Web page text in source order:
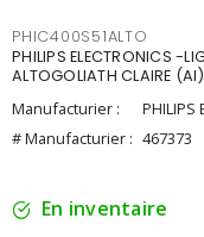
PHIC400S51ALTO
PHILIPS ELECTRONICS -
ALTOGOLIATH CLAIRE (AI)
Manufacturier :
PHILIPS
# Manufacturier : 467373
En inventaire